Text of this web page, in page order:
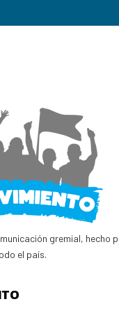
gremial, hecho
el país.